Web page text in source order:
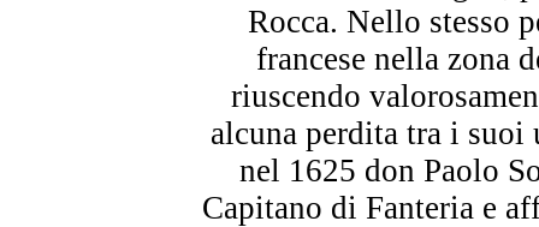
Rocca. Nello stesso
francese nella zona
riuscendo
alcuna perdita tra i
nel 1625 don Paolo
Capitano di Fanteria e